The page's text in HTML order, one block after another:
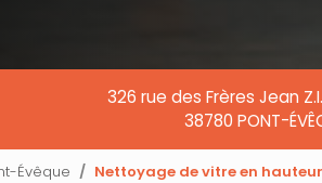
326 rue des Frères Jean
38780 PONT-
Évêque Nettoyage de vitre en